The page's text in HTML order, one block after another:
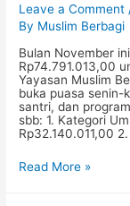
Leave a Comment
By Muslim Berbagi
Bulan November
Rp74.791.013,00
Yayasan Muslim
buka puasa senin-
santri, dan
sbb: 1. Kategori
Rp32.140.011,00
Laporan
Read More »